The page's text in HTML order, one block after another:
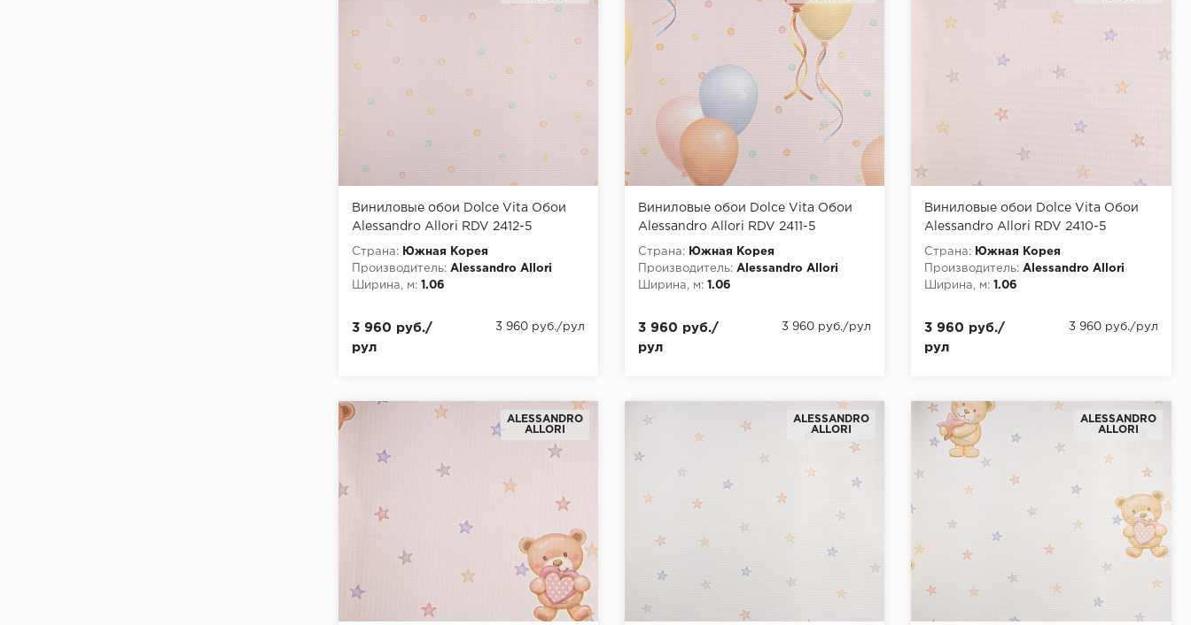
Виниловые обои Dolce Vita Обои
Alessandro Allori RDV 2412-5
Страна:
Южная Корея
Производитель: Alessandro Allori
Ширина, м: 1.06
3 960 руб./
рул
3 960 руб./рул
Виниловые обои Dolce Vita Обои
Alessandro Allori RDV 2411-5
Страна:
Южная Корея
Производитель: Alessandro Allori
Ширина, м: 1.06
3 960 руб./
рул
3 960 руб./рул
Виниловые обои Dolce Vita Обои
Alessandro Allori RDV 2410-5
Страна:
Южная Корея
Производитель: Alessandro Allori
Ширина, м: 1.06
3 960 руб./
рул
3 960 руб./рул
ALESSANDRO
ALLORI
ALESSANDRO
ALLORI
ALESSANDRO
ALLORI